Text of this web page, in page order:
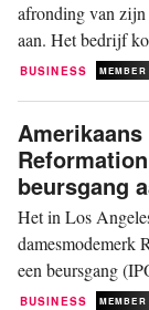
afronding van
aan. Het bedrijf
een Amerikaanse
Exemplar Luxury
warenhuisgroep
procent,
volledige steun
BUSINESS MEMBER
beursgang
Het in Los
damesmodemerk
een beursgang
de New York
BUSINESS MEMBER